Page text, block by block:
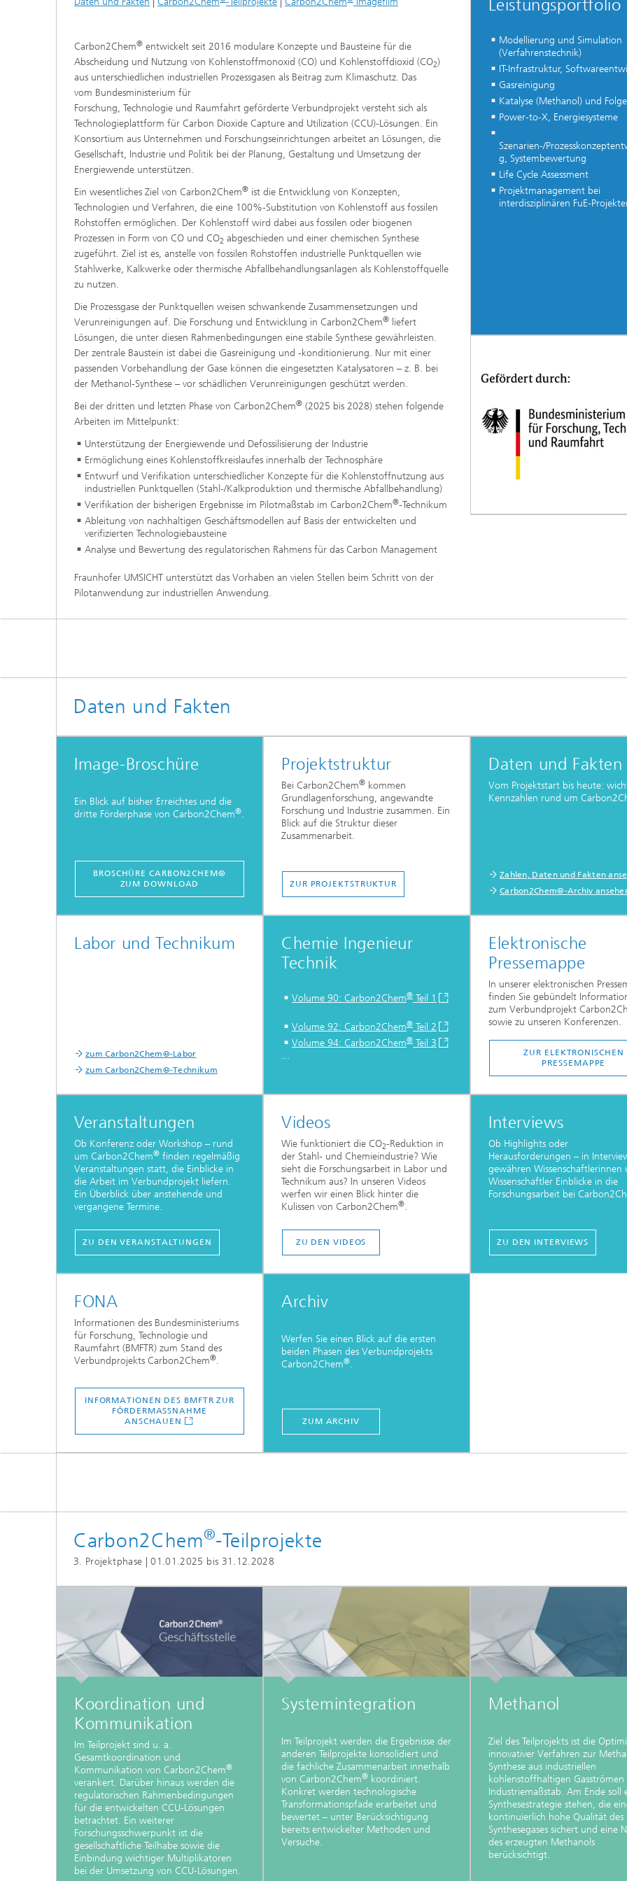
Carbon2Chem® entwickelt seit 2016 modulare Konzepte und Bausteine für die
Abscheidung und Nutzung von Kohlenstoffmonoxid (CO) und Kohlenstoffdioxid (CO2)
aus unterschiedlichen industriellen Prozessgasen als Beitrag zum Klimaschutz. Das
vom Bundesministerium für
­Forschung, Technologie und Raumfahrt geförderte Verbundprojekt versteht sich als
Technologieplattform für Carbon Dioxide Capture and Utilization (CCU)-Lösungen. Ein
Konsortium aus Unternehmen und Forschungseinrichtungen arbeitet an Lösungen, die
Gesellschaft, Industrie und Politik bei der Planung, Gestaltung und Umsetzung der
Energiewende unterstützen.
Ein wesentliches Ziel von Carbon2Chem® ist die Entwicklung von Konzepten,
Technologien und Verfahren, die eine 100%-Substitution von Kohlenstoff aus fossilen
Rohstoffen ermöglichen. Der Kohlenstoff wird dabei aus fossilen oder biogenen
Prozessen in Form von CO und CO2 abgeschieden und einer chemischen Synthese
zugeführt. Ziel ist es, anstelle von fossilen Rohstoffen industrielle Punktquellen wie
Stahlwerke, Kalkwerke oder thermische Abfallbehandlungsanlagen als Kohlenstoffquelle
zu nutzen.
Die Prozessgase der Punktquellen weisen schwankende Zusammensetzungen und
Verunreinigungen auf. Die Forschung und Entwicklung in Carbon2Chem®
liefert
Lösungen, die unter diesen Rahmenbedingungen eine stabile Synthese gewährleisten.
Der zentrale Baustein ist dabei die Gasreinigung und -konditionierung. Nur mit einer
passenden Vorbehandlung der Gase können die eingesetzten Katalysatoren – z. B. bei
der Methanol-Synthese – vor schädlichen Verunreinigungen geschützt werden.
Bei der dritten und letzten Phase von Carbon2Chem® (2025 bis 2028) stehen folgende
Arbeiten im Mittelpunkt:
Unterstützung der Energiewende und Defossilisierung der Industrie
Ermöglichung eines Kohlenstoffkreislaufes innerhalb der Technosphäre
Entwurf und Verifikation unterschiedlicher Konzepte für die Kohlenstoffnutzung aus
industriellen Punktquellen (Stahl-/Kalkproduktion und thermische Abfallbehandlung)
Verifikation der bisherigen Ergebnisse im Pilotmaßstab im Carbon2Chem®-Technikum
Ableitung von nachhaltigen Geschäftsmodellen auf Basis der entwickelten und
verifizierten Technologiebausteine
Analyse und Bewertung des regulatorischen Rahmens für das Carbon Management
Fraunhofer UMSICHT unterstützt das Vorhaben an vielen Stellen beim Schritt von der
Pilotanwendung zur industriellen Anwendung.
Leistungsportfolio
Modellierung und Simulation
(Verfahrenstechnik)
IT-Infrastruktur,
Gasreinigung
Katalyse (Methanol) und
Power-to-X, Energiesysteme
Szenarien-/
g, Systembewertung
Life Cycle Assessment
Projektmanagement bei
interdisziplinären FuE-
Daten und Fakten
Image-Broschüre
Ein Blick auf bisher Erreichtes und die
dritte Förderphase von Carbon2Chem®.
BROSCHÜRE CARBON2CHEM®
ZUM DOWNLOAD
Projektstruktur
Bei Carbon2Chem®kommen
Grundlagenforschung, angewandte
Forschung und Industrie zusammen. Ein
Blick auf die Struktur dieser
Zusammenarbeit.
ZUR PROJEKTSTRUKTUR
Daten und Fakten
Vom Projektstart bis heute:
Kennzahlen rund um
Zahlen, Daten und Fakten
Carbon2Chem®-Archiv
Labor und Technikum
zum Carbon2Chem®-Labor
zum Carbon2Chem®-Technikum
Chemie Ingenieur
Technik
Volume 90: Carbon2Chem®Teil 1
Volume 92: Carbon2Chem®Teil 2
Volume 94: Carbon2Chem®Teil 3
...
Elektronische
Pressemappe
In unserer elektronischen
finden Sie gebündelt
zum Verbundprojekt
sowie zu unseren Konferenzen.
ZUR ELEKTRONISCHEN
PRESSEMAPPE
Veranstaltungen
Ob Konferenz oder Workshop – rund
um Carbon2Chem® finden regelmäßig
Veranstaltungen statt, die Einblicke in
die Arbeit im Verbundprojekt liefern.
Ein Überblick über anstehende und
vergangene Termine.
ZU DEN VERANSTALTUNGEN
Videos
Wie funktioniert die CO2-Reduktion in
der Stahl- und Chemieindustrie? Wie
sieht die Forschungsarbeit in Labor und
Technikum aus? In unseren Videos
werfen wir einen Blick hinter die
Kulissen von Carbon2Chem®.
ZU DEN VIDEOS
Interviews
Ob Highlights oder
Herausforderungen – in
gewähren Wissenschaftlerinnen
Wissenschaftler Einblicke in die
Forschungsarbeit bei
ZU DEN INTERVIEWS
FONA
Informationen des Bundesministeriums
für Forschung, Technologie und
Raumfahrt (BMFTR) zum Stand des
Verbundprojekts Carbon2Chem®.
INFORMATIONEN DES BMFTR ZUR
FÖRDERMASSNAHME A
NSCHAUEN
Archiv
Werfen Sie einen Blick auf die ersten
beiden Phasen des Verbundprojekts
Carbon2Chem®.
ZUM ARCHIV
Carbon2Chem®-Teilprojekte
3. Projektphase | 01.01.2025 bis 31.12.2028
Koordination und
Kommunikation
Im Teilprojekt sind u. a.
Gesamtkoordination und
Kommunikation von Carbon2Chem®
verankert. Darüber hinaus werden die
regulatorischen Rahmenbedingungen
für die entwickelten CCU-Lösungen
betrachtet. Ein weiterer
Forschungsschwerpunkt ist die
gesellschaftliche Teilhabe sowie die
Einbindung wichtiger Multiplikatoren
bei der Umsetzung von CCU-Lösungen.
Systemintegration
Im Teilprojekt werden die Ergebnisse der
anderen Teilprojekte konsolidiert und
die fachliche Zusammenarbeit innerhalb
von Carbon2Chem®koordiniert.
Konkret werden technologische
Transformationspfade erarbeitet und
bewertet – unter Berücksichtigung
bereits entwickelter Methoden und
Versuche.
Methanol
Ziel des Teilprojekts ist die
innovativer Verfahren zur
Synthese aus industriellen
kohlenstoffhaltigen Gasströmen
Industriemaßstab. Am Ende soll
Synthesestrategie stehen, die
kontinuierlich hohe Qualität des
Synthesegases sichert und eine
des erzeugten Methanols
berücksichtigt.